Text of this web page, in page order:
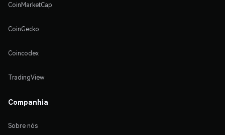
CoinMarketCap
CoinGecko
Coincodex
TradingView
Companhia
Sobre nós